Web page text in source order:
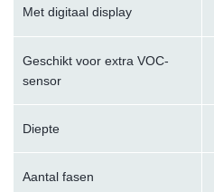
Met digitaal display
Geschikt voor extra VOC-
sensor
Diepte
Aantal fasen